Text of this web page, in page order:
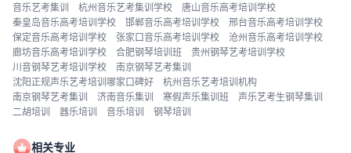
音乐艺考集训 杭州音乐艺考集训学校
唐山音乐高考培训学校
秦皇岛音乐高考培训学校
邯郸音乐高考培训学校
邢台音乐高考培训学校
保定音乐高考培训学校
张家口音乐高考培训学校
沧州音乐高考培训学校
廊坊音乐高考培训学校
合肥钢琴培训班
贵州钢琴艺考培训学校
川音钢琴艺考培训学校
南京钢琴艺考集训
沈阳正规声乐艺考培训哪家口碑好
杭州音乐艺考培训机构
南京钢琴艺考集训
济南音乐集训 寒假声乐集训班
声乐艺考生钢琴集训
二胡培训
器乐培训 音乐培训 钢琴培训
相关专业